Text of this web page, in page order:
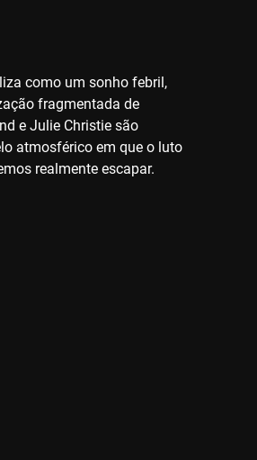
como um sonho febril,
fragmentada de
e Julie Christie são
atmosférico em que o luto
realmente escapar.